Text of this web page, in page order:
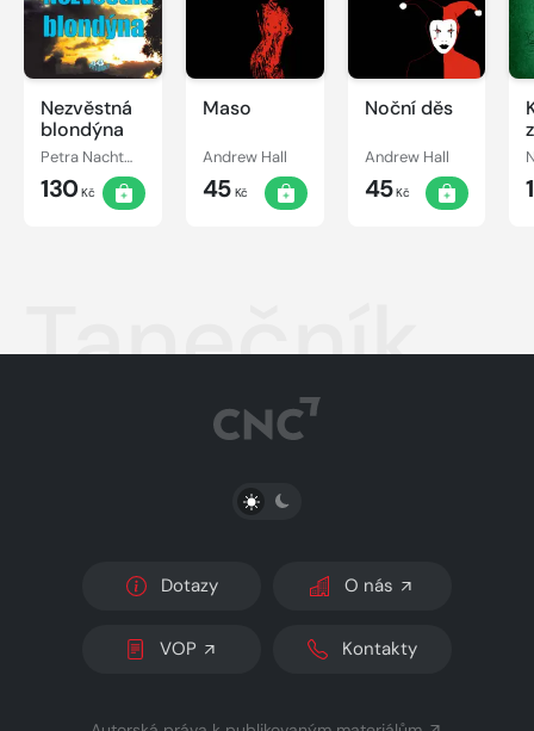
Nezvěstná
blondýna
Petra Nachtmanová
130Kč
Maso
Andrew Hall
45Kč
Noční děs
Andrew Hall
45Kč
Tanečník
PŘEPNOUT SVĚTLÝ/TMAVÝ REŽIM
Dotazy O nás
VOP Kontakty